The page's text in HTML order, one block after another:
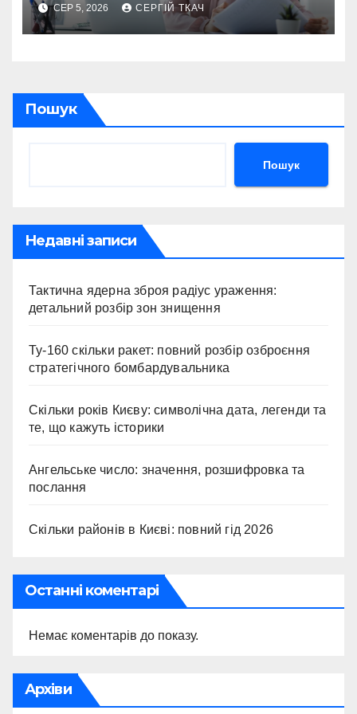
СЕР 5, 2026 СЕРГІЙ ТКАЧ
Пошук
Пошук
Недавні записи
Тактична ядерна зброя радіус ураження:
детальний розбір зон знищення
Ту-160 скільки ракет: повний розбір озброєння
стратегічного бомбардувальника
Скільки років Києву: символічна дата, легенди та
те, що кажуть історики
Ангельське число: значення, розшифровка та
послання
Скільки районів в Києві: повний гід 2026
Останні коментарі
Немає коментарів до показу.
Архіви